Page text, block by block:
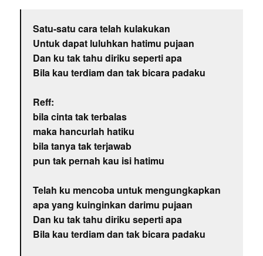
Satu-satu cara telah kulakukan
Untuk dapat luluhkan hatimu pujaan
Dan ku tak tahu diriku seperti apa
Bila kau terdiam dan tak bicara padaku
Reff:
bila cinta tak terbalas
maka hancurlah hatiku
bila tanya tak terjawab
pun tak pernah kau isi hatimu
Telah ku mencoba untuk mengungkapkan
apa yang kuinginkan darimu pujaan
Dan ku tak tahu diriku seperti apa
Bila kau terdiam dan tak bicara padaku